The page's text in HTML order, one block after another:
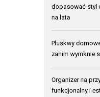
dopasować styl
na lata
Pluskwy
zanim wymknie
Organizer na
funkcjonalny i